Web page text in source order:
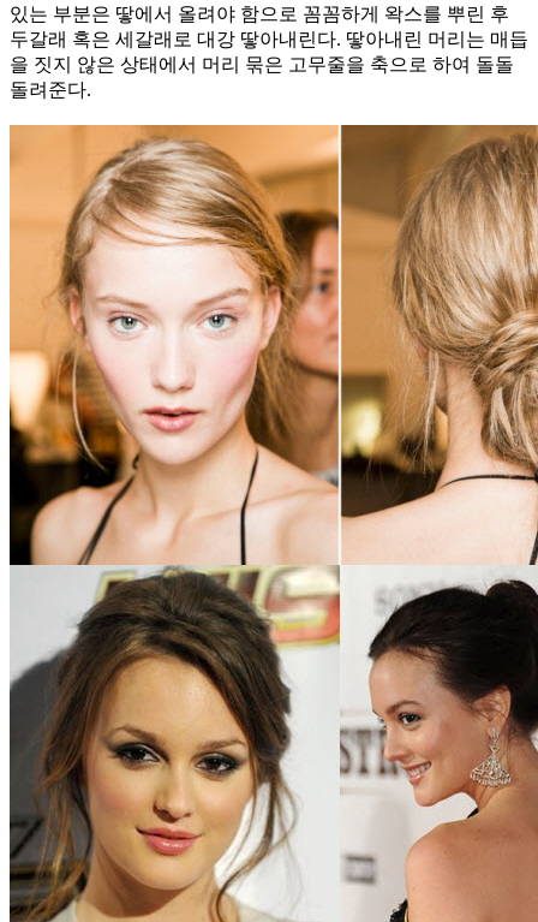
있는 부분은 땋에서 올려야 함으로 꼼꼼하게 왁스를 뿌린 후
두갈래 혹은 세갈래로 대강 땋아내린다. 땋아내린 머리는 매듭
을 짓지 않은 상태에서 머리 묶은 고무줄을 축으로 하여 돌돌
돌려준다.